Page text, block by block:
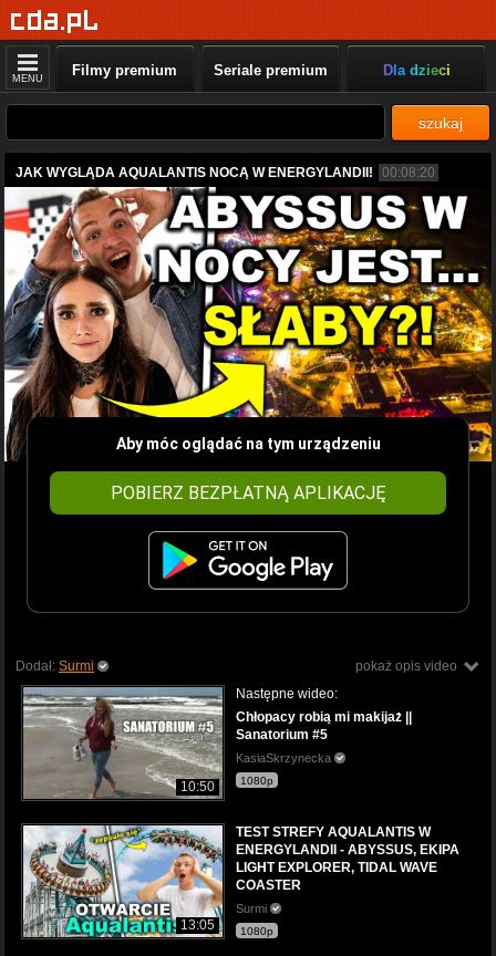
MENU Filmy premium Seriale premium Dla dzieci
szukaj
JAK WYGLĄDA AQUALANTIS NOCĄ W ENERGYLANDII! 00:08:20
Aby móc oglądać na tym urządzeniu
POBIERZ BEZPŁATNĄ APLIKACJĘ
pokaż opis video
Dodał: Surmi
10:50
Następne wideo:
Chłopacy robią mi makijaż ||
Sanatorium #5
KasiaSkrzynecka
1080p
13:05
TEST STREFY AQUALANTIS W
ENERGYLANDII - ABYSSUS, EKIPA
LIGHT EXPLORER, TIDAL WAVE
COASTER
Surmi
1080p